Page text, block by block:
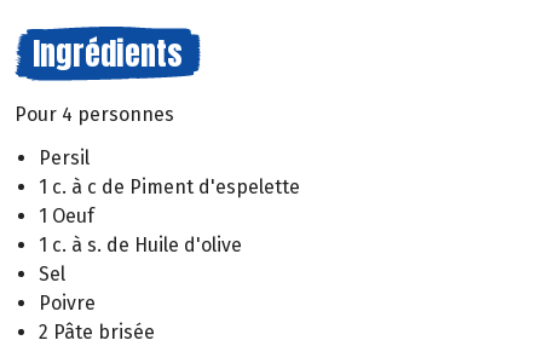
Ingrédients
Pour 4 personnes
Persil
1 c. à c de Piment d'espelette
1 Oeuf
1 c. à s. de Huile d'olive
Sel
Poivre
2 Pâte brisée